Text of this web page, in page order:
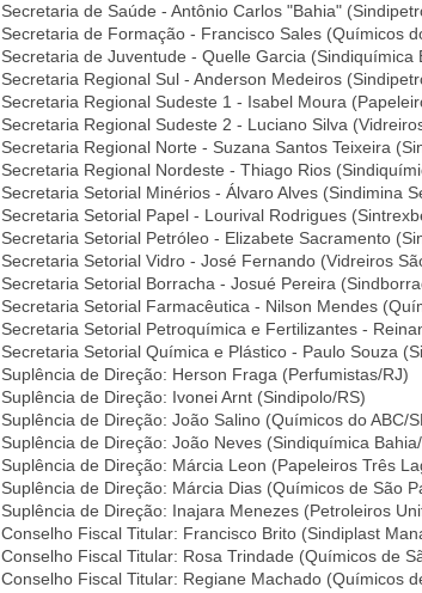
Secretaria de Saúde - Antônio Carlos "Bahia"
Secretaria de Formação - Francisco Sales (Químicos
Secretaria de Juventude - Quelle Garcia (Sindiquímica
Secretaria Regional Sul - Anderson Medeiros
Secretaria Regional Sudeste 1 - Isabel Moura
Secretaria Regional Sudeste 2 - Luciano Silva
Secretaria Regional Norte - Suzana Santos Teixeira
Secretaria Regional Nordeste - Thiago Rios
Secretaria Setorial Minérios - Álvaro Alves (Sindimina
Secretaria Setorial Papel - Lourival Rodrigues
Secretaria Setorial Petróleo - Elizabete Sacramento
Secretaria Setorial Vidro - José Fernando (Vidreiros
Secretaria Setorial Borracha - Josué Pereira
Secretaria Setorial Farmacêutica - Nilson Mendes
Secretaria Setorial Petroquímica e Fertilizantes -
Secretaria Setorial Química e Plástico - Paulo Souza
Suplência de Direção: Herson Fraga (Perfumistas/RJ)
Suplência de Direção: Ivonei Arnt (Sindipolo/RS)
Suplência de Direção: João Salino (Químicos do ABC/
Suplência de Direção: João Neves (Sindiquímica
Suplência de Direção: Márcia Leon (Papeleiros Três
Suplência de Direção: Márcia Dias (Químicos de São
Suplência de Direção: Inajara Menezes (Petroleiros
Conselho Fiscal Titular: Francisco Brito (Sindiplast
Conselho Fiscal Titular: Rosa Trindade (Químicos de
Conselho Fiscal Titular: Regiane Machado (Químicos